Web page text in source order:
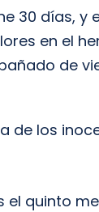
30 días, y
en el
de
de los
el quinto